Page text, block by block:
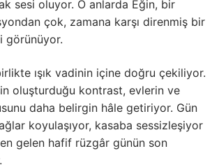
sesi oluyor. O anlarda Eğin, bir
çok, zamana karşı direnmiş bir
görünüyor.
ışık vadinin içine doğru çekiliyor.
oluşturduğu kontrast, evlerin ve
daha belirgin hâle getiriyor. Gün
koyulaşıyor, kasaba sessizleşiyor
gelen hafif rüzgâr günün son